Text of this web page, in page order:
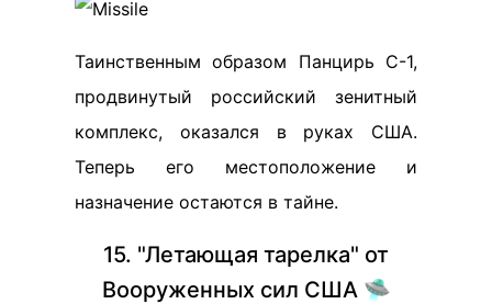
Таинственным образом Панцирь С-1,
продвинутый российский зенитный
комплекс, оказался в руках США.
Теперь его местоположение и
назначение остаются в тайне.
15. "Летающая тарелка" от
Вооруженных сил США 🛸